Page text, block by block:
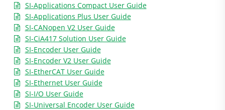
SI-Applications Compact User Guide
SI-Applications Plus User Guide
SI-CANopen V2 User Guide
SI-CiA417 Solution User Guide
SI-Encoder User Guide
SI-Encoder V2 User Guide
SI-EtherCAT User Guide
SI-Ethernet User Guide
SI-I/O User Guide
SI-Universal Encoder User Guide